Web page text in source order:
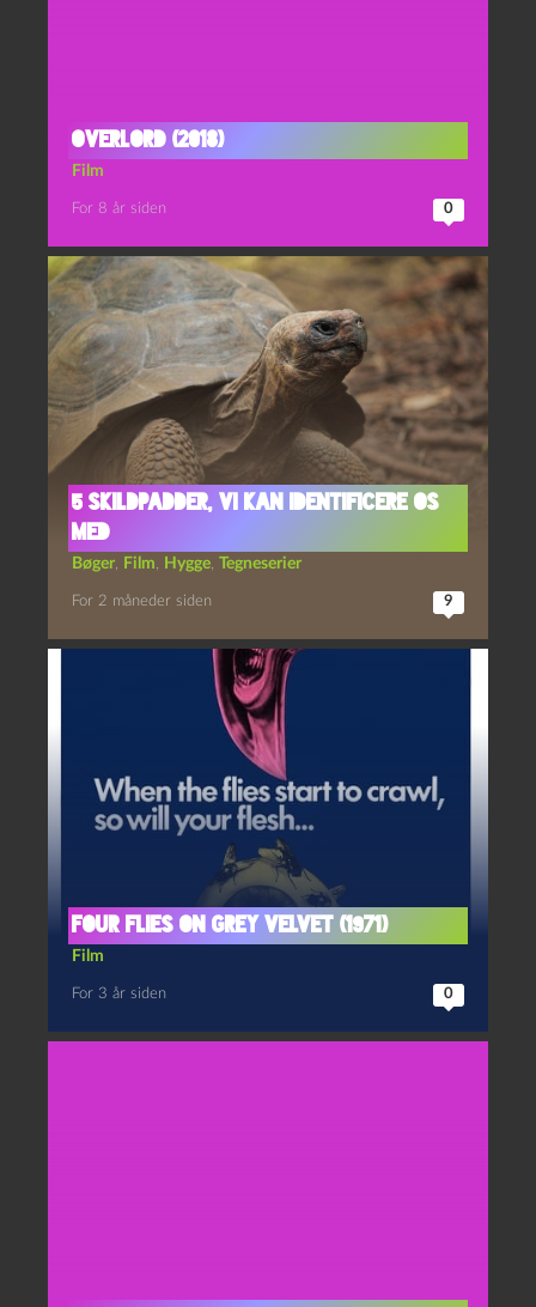
Overlord (2018)
Film
For 8 år siden 0
5 skildpadder, vi kan identificere os
med
Bøger, Film, Hygge, Tegneserier
For 2 måneder siden 9
Four flies on grey velvet (1971)
Film
For 3 år siden 0